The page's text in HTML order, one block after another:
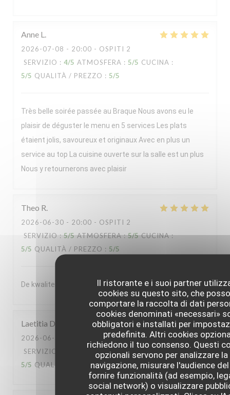
Il ristorante e i suoi partner
cookies su questo sito, che
comportare la raccolta di dati
cookies denominati «necessari»
obbligatori e installati per
predefinita. Altri cookies
richiedono il tuo consenso. Questi
opzionali servono per analizzare
navigazione, misurare l'audience
fornire funzionalità (ad esempio,
social network) o visualizzare
Anne L
2026-07-08 - 20:00 - OSPITI 2
SERVIZIO : 4/5 ATMOSFERA : 5/5 CUCINA :
5/5 QUALITÀ / PREZZO : 5/5
Très belle soirée passée au Braque Nous avons eu le
plaisir de déguster le menu en 5 services Les plats
étaient jolis, savoureux et originaux Avec en plus un
service au top La cuisine ouverte sur la salle est un plus
Nous y retournerons avec plaisir
Theo R
2026-06-30 - 20:00 - OSPITI 2
SERVIZIO : 5/5 ATMOSFERA: 5/5 CUCINA:
5/5 QUALITÀ / PREZZO : 5/5
De kwaliteit van het souper was enorm
Laetitia D
2026-06-30
- 13:00 - OSPITI 2
SERVIZIO
ATMOSFERA 5
5/5 QUALITÀ / PREZZO: 5/5